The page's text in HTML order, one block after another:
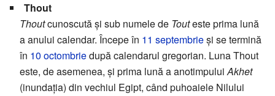
Thout
Thoutcunoscută și sub numele de Touteste prima lună
a anului calendar. Începe în 11 septembrieși se termină
în 10 octombriedupă calendarul gregorian. Luna Thout
este, de asemenea, și prima lună a anotimpuluiAkhet
(inundația) din vechiul Egipt, când puhoaiele Nilului